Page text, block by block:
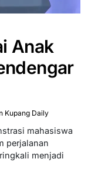
Anak
Kupang Daily
mahasiswa
perjalanan
menjadi